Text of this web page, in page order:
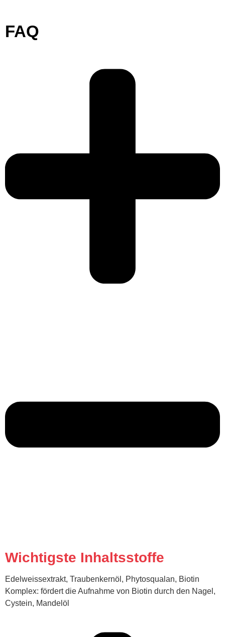
FAQ
Wichtigste Inhaltsstoffe
Edelweissextrakt, Traubenkernöl, Phytosqualan, Biotin
Komplex: fördert die Aufnahme von Biotin durch den Nagel,
Cystein, Mandelöl